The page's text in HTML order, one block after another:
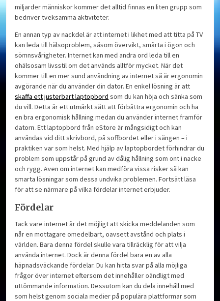
miljarder människor kommer det alltid finnas en liten grupp som
bedriver tveksamma aktiviteter.
En annan typ av nackdel är att internet i likhet med att titta på TV
kan leda till hälsoproblem, såsom övervikt, smärta i ögon och
sömnsvårigheter. Internet kan med andra ord leda till en
ohälsosam livsstil om det används alltför mycket. När det
kommer till en mer sund användning av internet så är ergonomin
avgörande när du använder din dator. En enkel lösning är att
skaffa ett justerbart laptopbord som du kan höja och sänka som
du vill. Detta är ett utmärkt sätt att förbättra ergonomin och ha
en bra ergonomisk hållning medan du använder internet framför
datorn. Ett laptopbord från eStore är mångsidigt och kan
användas vid ditt skrivbord, på soffbordet eller i sängen – i
praktiken var som helst. Med hjälp av laptopbordet förhindrar du
problem som uppstår på grund av dålig hållning som ont i nacke
och rygg. Även om internet kan medföra vissa risker så kan
smarta lösningar som dessa undvika problemen. Fortsätt läsa
för att se närmare på vilka fördelar internet erbjuder.
Fördelar
Tack vare internet är det möjligt att skicka meddelanden som
når en mottagare omedelbart, oavsett avstånd och plats i
världen. Bara denna fördel skulle vara tillräcklig för att vilja
använda internet. Dock är denna fördel bara en av alla
häpnadsväckande fördelar. Du kan hitta svar på alla möjliga
frågor över internet eftersom det innehåller oändligt med
uttömmande information. Dessutom kan du dela innehåll med
som helst genom sociala medier på populära plattformar som